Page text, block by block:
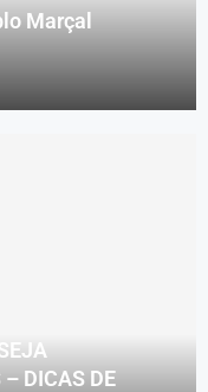
Marçal
– DICAS DE